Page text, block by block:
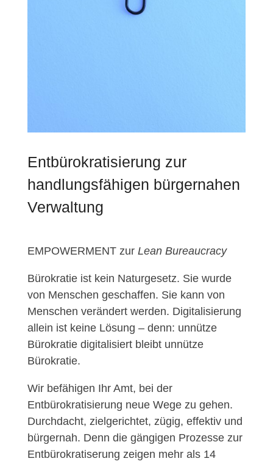
Entbürokratisierung zur
handlungsfähigen bürgernahen
Verwaltung
EMPOWERMENT zur Lean Bureaucracy
Bürokratie ist kein Naturgesetz. Sie wurde
von Menschen geschaffen. Sie kann von
Menschen verändert werden. Digitalisierung
allein ist keine Lösung – denn: unnütze
Bürokratie digitalisiert bleibt unnütze
Bürokratie.
Wir befähigen Ihr Amt, bei der
Entbürokratisierung neue Wege zu gehen.
Durchdacht, zielgerichtet, zügig, effektiv und
bürgernah. Denn die gängigen Prozesse zur
Entbürokratiserung zeigen mehr als 14